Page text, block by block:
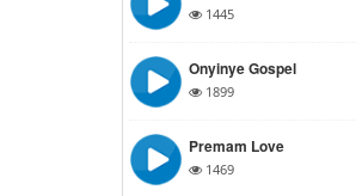
1445
Onyinye Gospel
1899
Premam Love
1469